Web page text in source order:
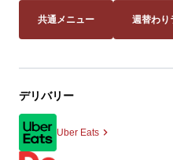
共通メニュー 週替わり
デリバリー
Uber Eats